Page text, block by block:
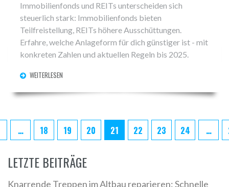
Immobilienfonds und REITs unterscheiden sich
steuerlich stark: Immobilienfonds bieten
Teilfreistellung, REITs höhere Ausschüttungen.
Erfahre, welche Anlageform für dich günstiger ist - mit
konkreten Zahlen und aktuellen Regeln bis 2025.
WEITERLESEN
… 18 19 20 21 22 23 24 …
LETZTE BEITRÄGE
Knarrende Treppen im Altbau reparieren: Schnelle